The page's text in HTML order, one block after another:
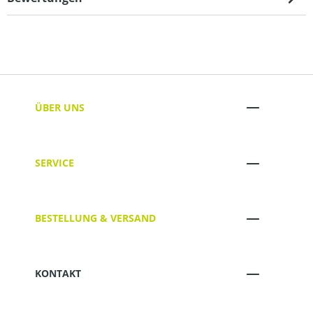
ÜBER UNS
SERVICE
BESTELLUNG & VERSAND
KONTAKT